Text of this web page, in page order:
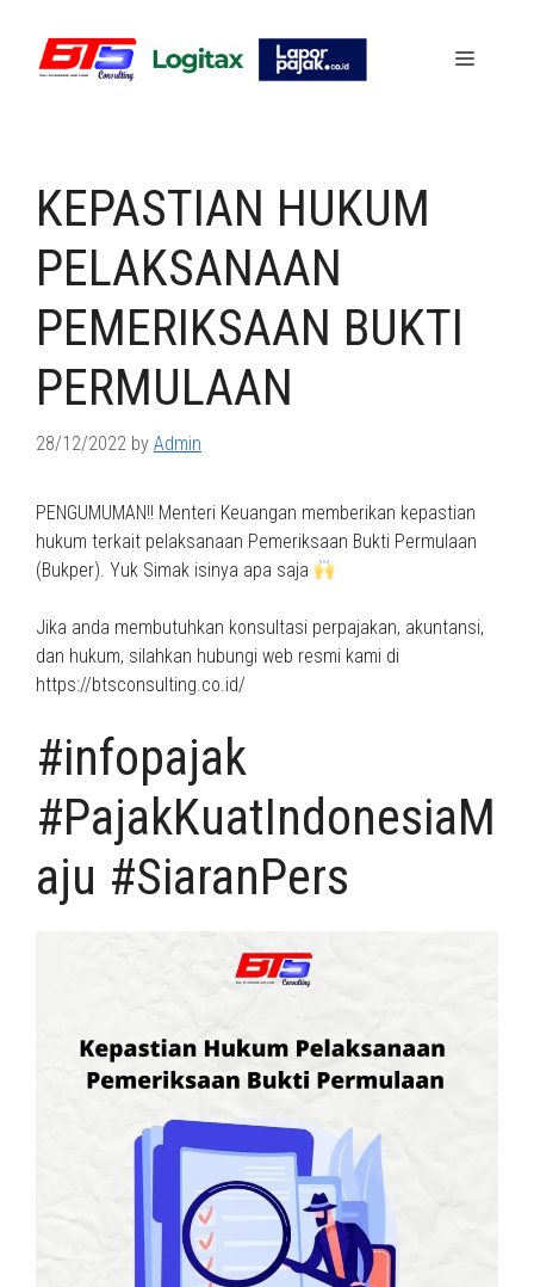
content
Menu
KEPASTIAN HUKUM
PELAKSANAAN
PEMERIKSAAN BUKTI
PERMULAAN
28/12/2022 by Admin
PENGUMUMAN!! Menteri Keuangan memberikan kepastian
hukum terkait pelaksanaan Pemeriksaan Bukti Permulaan
(Bukper). Yuk Simak isinya apa saja
Jika anda membutuhkan konsultasi perpajakan, akuntansi,
dan hukum, silahkan hubungi web resmi kami di
https://btsconsulting.co.id/
#infopajak
#PajakKuatIndonesiaM
aju #SiaranPers